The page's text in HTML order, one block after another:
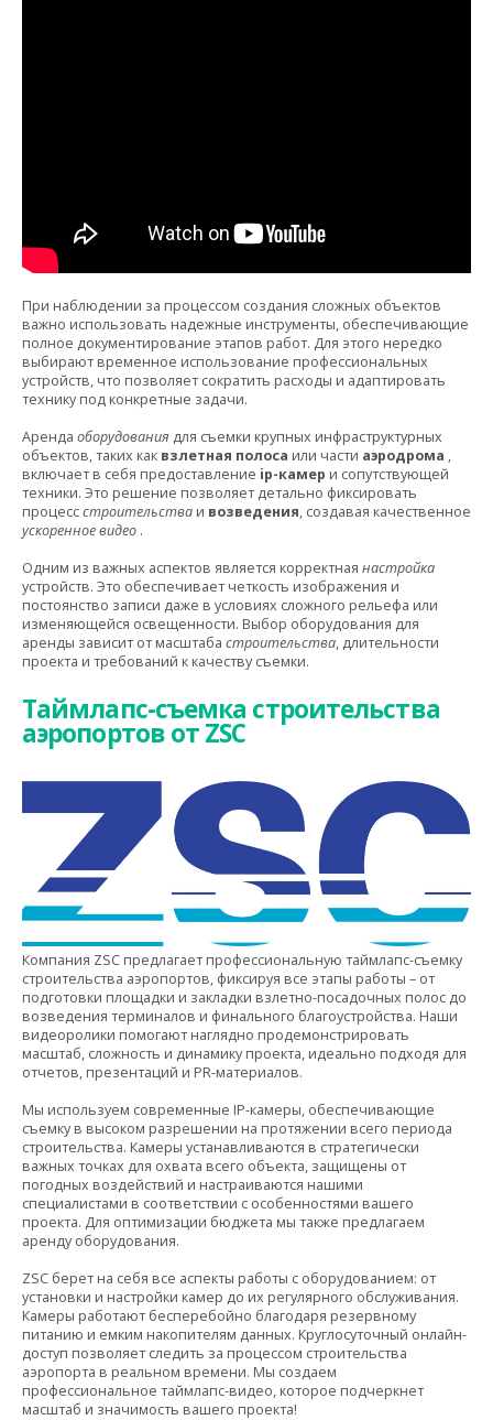
При наблюдении за процессом создания сложных объектов
важно использовать надежные инструменты, обеспечивающие
полное документирование этапов работ. Для этого нередко
выбирают временное использование профессиональных
устройств, что позволяет сократить расходы и адаптировать
технику под конкретные задачи.
Аренда оборудования для съемки крупных инфраструктурных
объектов, таких как взлетная полоса или части аэродрома ,
включает в себя предоставление ip-камер и сопутствующей
техники. Это решение позволяет детально фиксировать
процессстроительства и возведения, создавая качественное
ускоренное видео .
Одним из важных аспектов является корректная настройка
устройств. Это обеспечивает четкость изображения и
постоянство записи даже в условиях сложного рельефа или
изменяющейся освещенности. Выбор оборудования для
аренды зависит от масштаба строительства, длительности
проекта и требований к качеству съемки.
Таймлапс-съемка строительства
аэропортов от ZSC
Компания ZSC предлагает профессиональную таймлапс-съемку
строительства аэропортов, фиксируя все этапы работы – от
подготовки площадки и закладки взлетно-посадочных полос до
возведения терминалов и финального благоустройства. Наши
видеоролики помогают наглядно продемонстрировать
масштаб, сложность и динамику проекта, идеально подходя для
отчетов, презентаций и PR-материалов.
Мы используем современные IP-камеры, обеспечивающие
съемку в высоком разрешении на протяжении всего периода
строительства. Камеры устанавливаются в стратегически
важных точках для охвата всего объекта, защищены от
погодных воздействий и настраиваются нашими
специалистами в соответствии с особенностями вашего
проекта. Для оптимизации бюджета мы также предлагаем
аренду оборудования.
ZSC берет на себя все аспекты работы с оборудованием: от
установки и настройки камер до их регулярного обслуживания.
Камеры работают бесперебойно благодаря резервному
питанию и емким накопителям данных. Круглосуточный онлайн-
доступ позволяет следить за процессом строительства
аэропорта в реальном времени. Мы создаем
профессиональное таймлапс-видео, которое подчеркнет
масштаб и значимость вашего проекта!